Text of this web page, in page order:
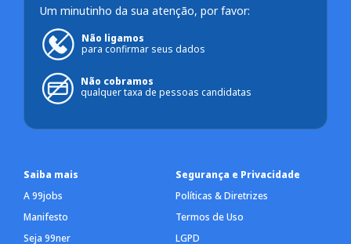
Saiba mais
A 99jobs
Manifesto
Seja 99ner
Segurança e Privacidade
Políticas & Diretrizes
Termos de Uso
LGPD
Um minutinho da sua atenção, por favor:
Não ligamos
para confirmar seus dados
Não cobramos
qualquer taxa de pessoas candidatas